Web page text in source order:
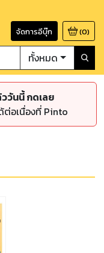
จัดการอีบุ๊ก (0)
ทั้งหมด
วันนี้ กดเลย
ต่อเนื่องที่ Pinto